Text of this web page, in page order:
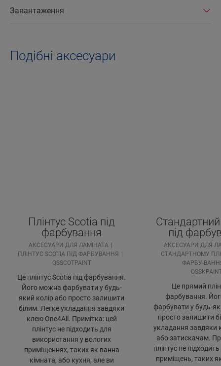
Завантаження
Подібні аксесуари
Плінтус Scotia під
фарбування
АКСЕСУАРИ ДЛЯ ЛАМІНАТА
ПЛІНТУС SCOTIA ПІД ФАРБУВАННЯ
QSSCOTPAINT
Це плінтус Scotia під фарбування.
Його можна фарбувати у будь-
який колір або просто залишити
білим. Легке укладання завдяки
клею One4All. Примітка: цей
плінтус не підходить для
використання у вологих
приміщеннях, таких як ванна
кімната, або кухня, але ви
Стандартний
під
АКСЕСУАРИ ДЛЯ
СТАНДАРТНОМУ
ФАРБУ-
Це прямий
фарбування.
фарбувати у будь-
просто залишити
укладання завдяки
або затискачам.
плінтус не
приміщень, таких